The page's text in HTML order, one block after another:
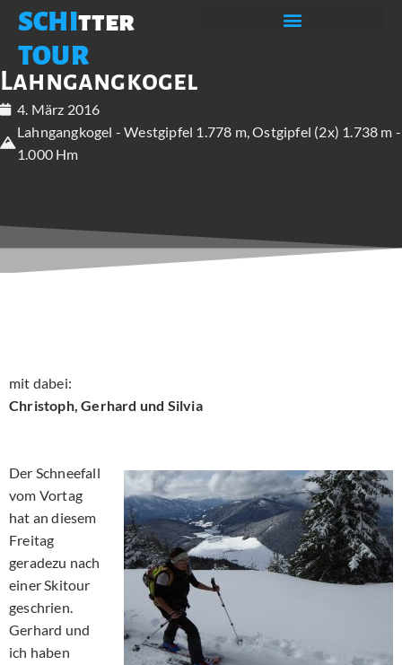
SCHItter
TOUR
Lahngangkogel
4. März 2016
Lahngangkogel - Westgipfel 1.778 m, Ostgipfel (2x) 1.738 m -
1.000 Hm
mit dabei:
Christoph, Gerhard und Silvia
Der Schneefall
vom Vortag
hat an diesem
Freitag
geradezu nach
einer Skitour
geschrien.
Gerhard und
ich haben